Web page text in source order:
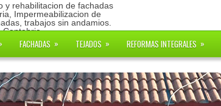
y rehabilitacion de fachadas
Impermeabilizacion de
trabajos sin andamios.
Cantabria
FACHADAS » TEJADOS » REFORMAS INTEGRALES »